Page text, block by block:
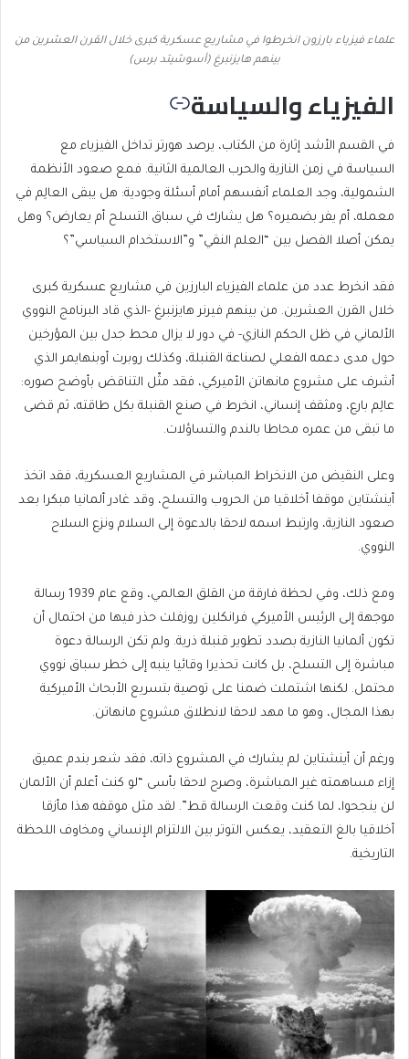
علماء فيزياء بارزون انخرطوا في مشاريع عسكرية كبرى خلال القرن العشرين من
بينهم هايزنبرغ (أسوشيتد برس)
الفيزياء والسياسة
في القسم الأشد إثارة من الكتاب، يرصد هورتر تداخل الفيزياء مع
السياسة في زمن النازية والحرب العالمية الثانية. فمع صعود الأنظمة
الشمولية، وجد العلماء أنفسهم أمام أسئلة وجودية: هل يبقى العالِم في
معمله، أم يفر بضميره؟ هل يشارك في سباق التسلح أم يعارض؟ وهل
يمكن أصلا الفصل بين “العلم النقي” و”الاستخدام السياسي”؟
فقد انخرط عدد من علماء الفيزياء البارزين في مشاريع عسكرية كبرى
خلال القرن العشرين. من بينهم فيرنر هايزنبرغ -الذي قاد البرنامج النووي
الألماني في ظل الحكم النازي- في دور لا يزال محط جدل بين المؤرخين
حول مدى دعمه الفعلي لصناعة القنبلة، وكذلك روبرت أوبنهايمر الذي
أشرف على مشروع مانهاتن الأميركي، فقد مثّل التناقض بأوضح صوره:
عالِم بارع، ومثقف إنساني، انخرط في صنع القنبلة بكل طاقته، ثم قضى
ما تبقى من عمره محاطا بالندم والتساؤلات.
وعلى النقيض من الانخراط المباشر في المشاريع العسكرية، فقد اتخذ
أينشتاين موقفا أخلاقيا من الحروب والتسلح، وقد غادر ألمانيا مبكرا بعد
صعود النازية، وارتبط اسمه لاحقا بالدعوة إلى السلام ونزع السلاح
النووي.
ومع ذلك، وفي لحظة فارقة من القلق العالمي، وقع عام 1939 رسالة
موجهة إلى الرئيس الأميركي فرانكلين روزفلت حذر فيها من احتمال أن
تكون ألمانيا النازية بصدد تطوير قنبلة ذرية. ولم تكن الرسالة دعوة
مباشرة إلى التسلح، بل كانت تحذيرا وقائيا ينبه إلى خطر سباق نووي
محتمل. لكنها اشتملت ضمنا على توصية بتسريع الأبحاث الأميركية
بهذا المجال، وهو ما مهد لاحقا لانطلاق مشروع مانهاتن.
ورغم أن أينشتاين لم يشارك في المشروع ذاته، فقد شعر بندم عميق
إزاء مساهمته غير المباشرة، وصرح لاحقا بأسى “لو كنت أعلم أن الألمان
لن ينجحوا، لما كنت وقعت الرسالة قط”. لقد مثل موقفه هذا مأزقا
أخلاقيا بالغ التعقيد، يعكس التوتر بين الالتزام الإنساني ومخاوف اللحظة
التاريخية.